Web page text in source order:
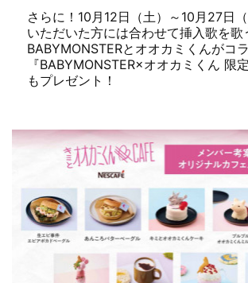
さらに！10月12日（土）～10月27日
いただいた方には合わせて挿入歌を歌
BABYMONSTERとオオカミくんがコ
『BABYMONSTER×オオカミくん 限
もプレゼント！